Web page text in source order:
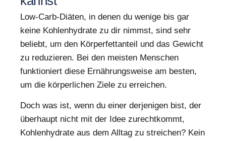
Low-Carb-Diäten, in denen du wenige bis gar
keine Kohlenhydrate zu dir nimmst, sind sehr
beliebt, um den Körperfettanteil und das Gewicht
zu reduzieren. Bei den meisten Menschen
funktioniert diese Ernährungsweise am besten,
um die körperlichen Ziele zu erreichen.
Doch was ist, wenn du einer derjenigen bist, der
überhaupt nicht mit der Idee zurechtkommt,
Kohlenhydrate aus dem Alltag zu streichen? Kein